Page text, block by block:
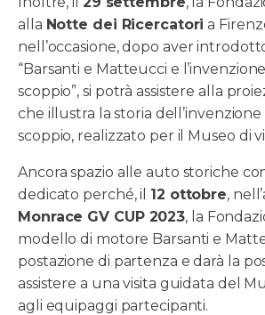
alla Notte dei Ricercatori a
nell’occasione, dopo aver
“Barsanti e Matteucci e
scoppio”, si potrà assistere alla
che illustra la storia
scoppio, realizzato per il Museo di
Ancora spazio alle auto storiche
dedicato perché, il 12 ottobre,
Monrace GV CUP 2023, la
modello di motore Barsanti e
postazione di partenza e darà la
assistere a una visita guidata del
agli equipaggi partecipanti.